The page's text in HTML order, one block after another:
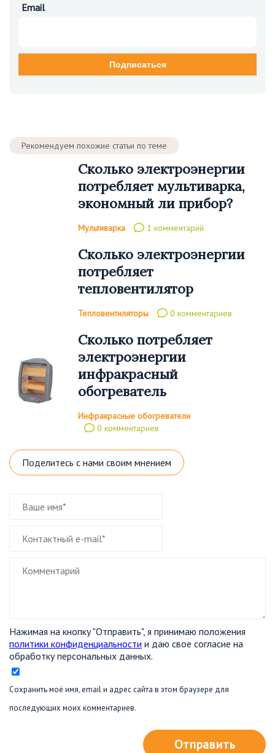
Email
Рекомендуем похожие статьи по теме
Сколько электроэнергии
потребляет мультиварка,
экономный ли прибор?
Мультиварка 1 комментарий
Сколько электроэнергии
потребляет
тепловентилятор
Тепловентиляторы 0 комментариев
Сколько потребляет
электроэнергии
инфракрасный
обогреватель
Инфракрасные обогреватели
0 комментариев
Поделитесь с нами своим мнением
Нажимая на кнопку "Отправить", я принимаю положения
политики конфиденциальности и даю свое согласие на
обработку персональных данных.
Сохранить моё имя, email и адрес сайта в этом браузере для
последующих моих комментариев.
Отправить